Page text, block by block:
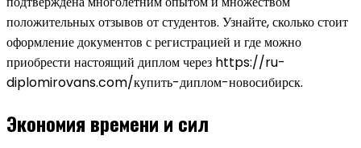
положительных отзывов от студентов. Узнайте, сколько стоит
оформление документов с регистрацией и где можно
приобрести настоящий диплом через https://ru-
diplomirovans.com/купить-диплом-новосибирск.
Экономия времени и сил